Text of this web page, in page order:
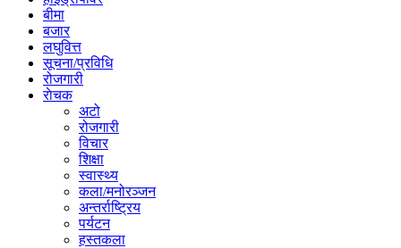
बीमा
बजार
लघुवित्त
सूचना/प्रविधि
रोजगारी
राेचक
अटो
रोजगारी
विचार
शिक्षा
स्वास्थ्य
कला/मनोरञ्जन
अन्तर्राष्ट्रिय
पर्यटन
हस्तकला